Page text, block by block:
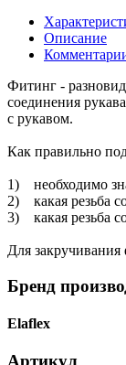
Описание
Фитинг -
соединения
с рукавом.
Как правильно
1) необходимо
2) какая резьба
3) какая резьба
Для
Бренд
Elaflex
Артикул